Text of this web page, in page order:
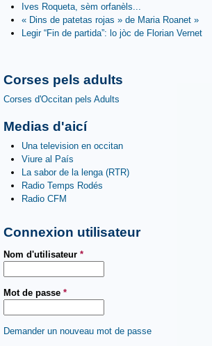
Ives Roqueta, sèm orfanèls...
« Dins de patetas rojas » de Maria Roanet »
Legir “Fin de partida”: lo jòc de Florian Vernet
Corses pels adults
Corses d'Occitan pels Adults
Medias d'aicí
Una television en occitan
Viure al País
La sabor de la lenga (RTR)
Radio Temps Rodés
Radio CFM
Connexion utilisateur
Nom d'utilisateur *
Mot de passe *
Demander un nouveau mot de passe